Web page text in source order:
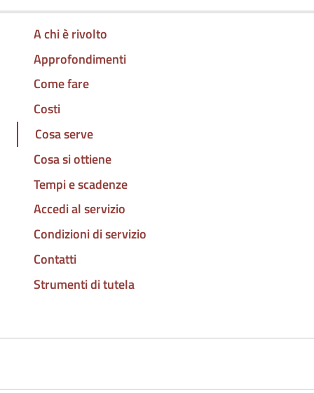
A chi è rivolto
Approfondimenti
Come fare
Costi
Cosa serve
Cosa si ottiene
Tempi e scadenze
Accedi al servizio
Condizioni di servizio
Contatti
Strumenti di tutela